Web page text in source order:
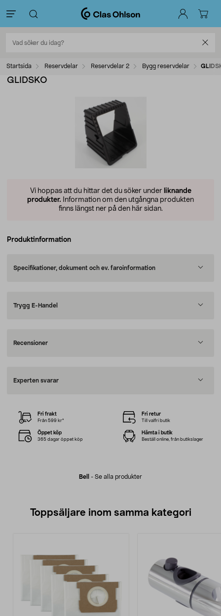
Startsida Reservdelar Reservdelar 2 Bygg reservdelar
GLIDSKO
Vi hoppas att du hittar det du söker under liknande
produkter. Information om den utgångna produkten
finns längst ner på den här sidan.
Produktinformation
Specifikationer, dokument och ev. faroinformation
Trygg E-Handel
Recensioner
Experten svarar
Bell - Se alla produkter
Fri frakt
Från 599 kr*
Fri retur
Till valfri butik
Öppet köp
365 dagar öppet köp
Hämta i butik
Beställ online, från butikslager
Toppsäljare inom samma kategori